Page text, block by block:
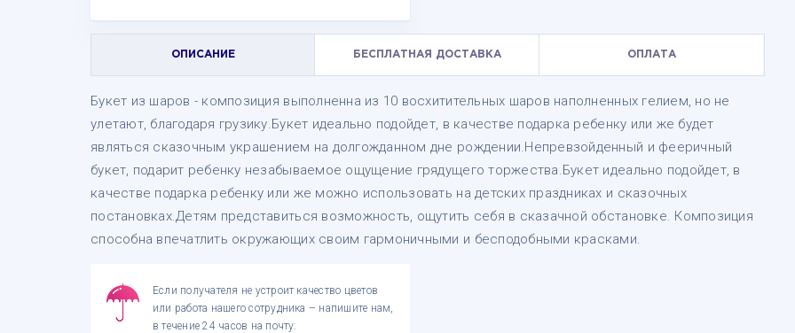
ОПИСАНИЕ БЕСПЛАТНАЯ ДОСТАВКА ОПЛАТА
Букет из шаров - композиция выполненна из 10 восхитительных шаров наполненных гелием, но не
улетают, благодаря грузику.Букет идеально подойдет, в качестве подарка ребенку или же будет
являться сказочным украшением на долгожданном дне рождении.Непревзойденный и фееричный
букет, подарит ребенку незабываемое ощущение грядущего торжества.Букет идеально подойдет, в
качестве подарка ребенку или же можно использовать на детских праздниках и сказочных
постановках.Детям представиться возможность, ощутить себя в сказачной обстановке. Композиция
способна впечатлить окружающих своим гармоничными и бесподобными красками.
Если получателя не устроит качество цветов
или работа нашего сотрудника – напишите нам,
в течение 24 часов на почту: